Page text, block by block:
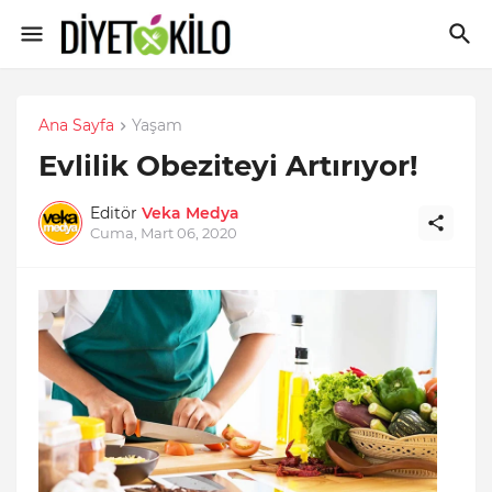
Ana Sayfa Yaşam
Evlilik Obeziteyi Artırıyor!
Editör Veka Medya
Cuma, Mart 06, 2020